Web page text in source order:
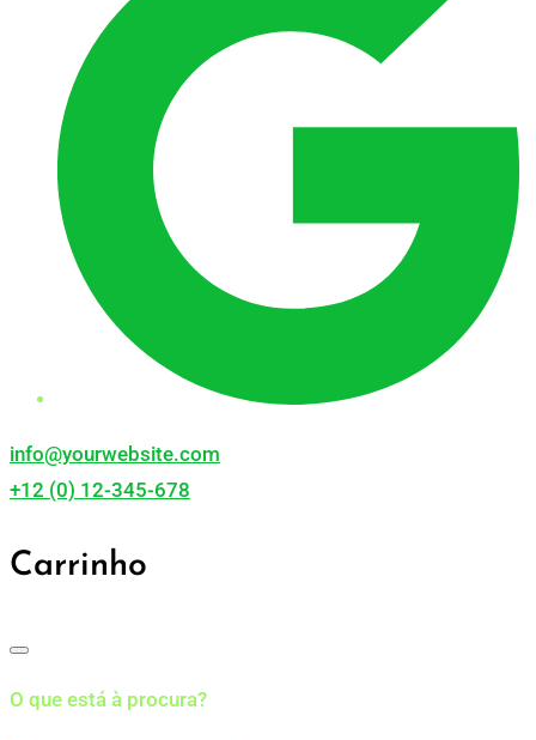
info@yourwebsite.com
+12 (0) 12-345-678
Carrinho
O que está à procura?